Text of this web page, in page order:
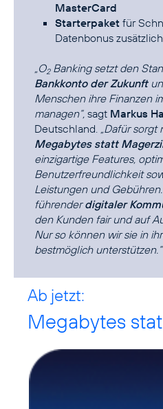
MasterCard
Starterpaket für
Datenbonus
„O2Banking setzt den
Bankkonto der Zukunft
Menschen ihre Finanzen
managen“, sagt Markus
Deutschland. „Dafür sorgt
Megabytes statt
einzigartige Features,
Benutzerfreundlichkeit
Leistungen und
führenderdigitaler
den Kunden fair und auf
Nur so können wir sie in
bestmöglich unterstützen.“
Ab jetzt:
Megabytes